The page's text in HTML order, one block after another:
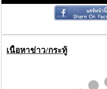
เนื้อหาข่าว/กระทู้